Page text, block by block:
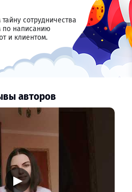
сотрудничества
по написанию
и клиентом.
авторов
▶